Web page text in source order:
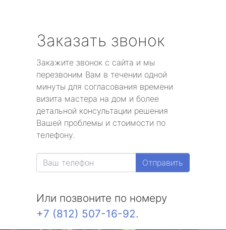
Заказать звонок
Закажите звонок с сайта и мы
перезвоним Вам в течении одной
минуты для согласования времени
визита мастера на дом и более
детальной консультации решения
Вашей проблемы и стоимости по
телефону.
Отправить
Или позвоните по номеру
+7 (812) 507-16-92.